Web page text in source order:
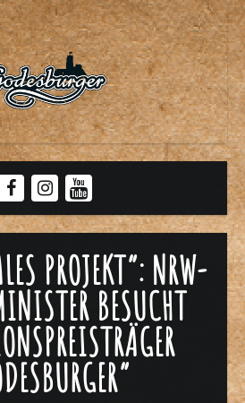
PROJEKT“: NRW-
BESUCHT